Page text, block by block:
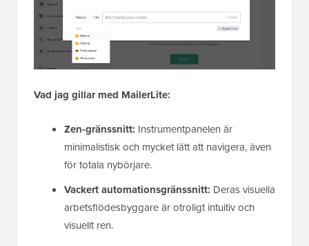
Vad jag gillar med MailerLite:
Zen-gränssnitt: Instrumentpanelen är
minimalistisk och mycket lätt att navigera, även
för totala nybörjare.
Vackert automationsgränssnitt: Deras visuella
arbetsflödesbyggare är otroligt intuitiv och
visuellt ren.